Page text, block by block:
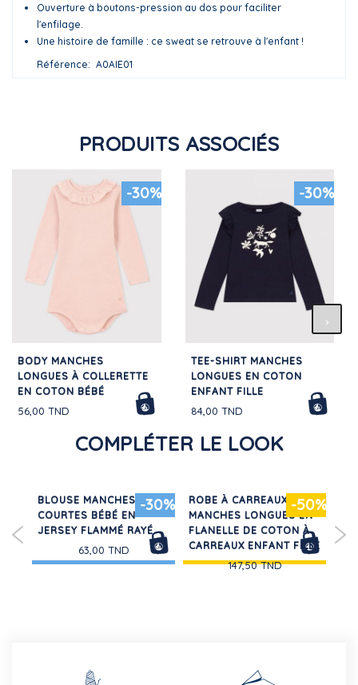
Ouverture à boutons-pression au dos pour faciliter
l'enfilage.
Une histoire de famille : ce sweat se retrouve à l'enfant !
Référence
A0AIE01
PRODUITS ASSOCIÉS
-30%
BODY MANCHES
LONGUES À COLLERETTE
EN COTON BÉBÉ
56,00 TND
-30%
TEE-SHIRT MANCHES
LONGUES EN COTON
ENFANT FILLE
84,00 TND
COMPLÉTER LE LOOK
-30%
BLOUSE MANCHES
COURTES BÉBÉ EN
JERSEY FLAMMÉ RAYÉ
63,00 TND
-50%
ROBE À CARREAUX
MANCHES LONGUES EN
FLANELLE DE COTON À
CARREAUX ENFANT FILLE
147,50 TND